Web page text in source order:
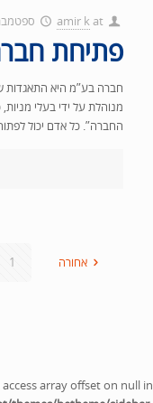
amir kat ספטמבר 13,
פתיחת
חברה בע”מ היא התאגדות
מנוהלת על ידי בעלי
החברה”. כל אדם יכול
אחורה 1
array offset on null in